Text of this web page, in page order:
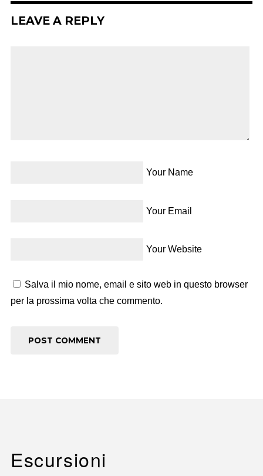
LEAVE A REPLY
Your Name
Your Email
Your Website
Salva il mio nome, email e sito web in questo browser
per la prossima volta che commento.
Escursioni